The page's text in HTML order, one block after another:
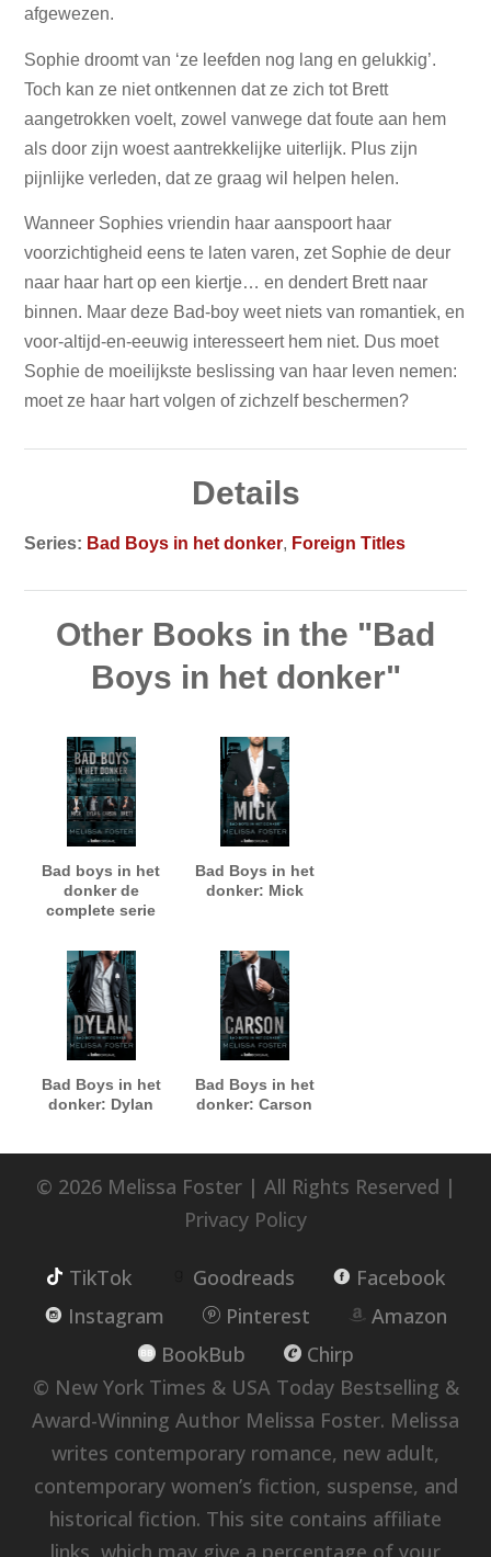
afgewezen.
Sophie droomt van ‘ze leefden nog lang en gelukkig’.
Toch kan ze niet ontkennen dat ze zich tot Brett
aangetrokken voelt, zowel vanwege dat foute aan hem
als door zijn woest aantrekkelijke uiterlijk. Plus zijn
pijnlijke verleden, dat ze graag wil helpen helen.
Wanneer Sophies vriendin haar aanspoort haar
voorzichtigheid eens te laten varen, zet Sophie de deur
naar haar hart op een kiertje… en dendert Brett naar
binnen. Maar deze Bad-boy weet niets van romantiek, en
voor-altijd-en-eeuwig interesseert hem niet. Dus moet
Sophie de moeilijkste beslissing van haar leven nemen:
moet ze haar hart volgen of zichzelf beschermen?
Details
Series: Bad Boys in het donker, Foreign Titles
Other Books in the "Bad
Boys in het donker"
Bad boys in het
donker de
complete serie
Bad Boys in het
donker: Mick
Bad Boys in het
donker: Dylan
Bad Boys in het
donker: Carson
© 2026 Melissa Foster | All Rights Reserved |
Privacy Policy
TikTok Goodreads
Facebook
Instagram
Pinterest
Amazon
BookBub
Chirp
© New York Times & USA Today Bestselling &
Award-Winning Author Melissa Foster. Melissa
writes contemporary romance, new adult,
contemporary women’s fiction, suspense, and
historical fiction. This site contains affiliate
links, which may give a percentage of your